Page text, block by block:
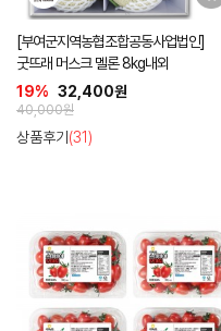
[부여군지역농협조합공동사업법인]
굿뜨래 머스크 멜론 8kg내외
19% 32,400원
40,000원
상품후기 (31)